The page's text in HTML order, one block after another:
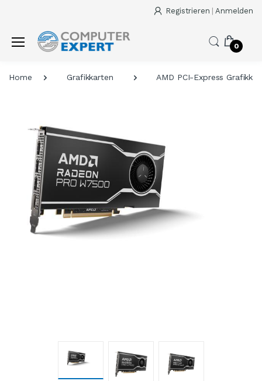
Registrieren Anmelden
0
Home Grafikkarten AMD PCI-Express